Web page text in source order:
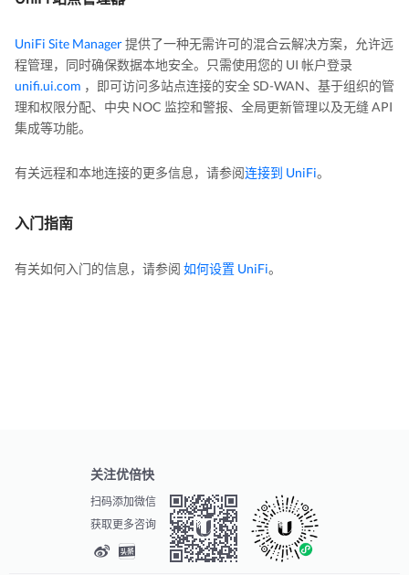
UniFi Site Manager提供了一种无需许可的混合云解决方案，允许远
程管理，同时确保数据本地安全。只需使用您的 UI 帐户登录
unifi.ui.com ，即可访问多站点连接的安全 SD-WAN、基于组织的管
理和权限分配、中央 NOC 监控和警报、全局更新管理以及无缝 API
集成等功能。
有关远程和本地连接的更多信息，请参阅连接到 UniFi。
入门指南
有关如何入门的信息，请参阅 如何设置 UniFi。
关注优倍快
扫码添加微信
获取更多咨询